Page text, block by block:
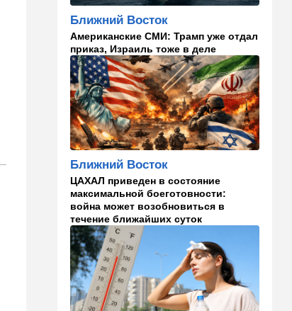
23:57 Мнения
Война на износ
23:12 Новости Украины
Квартиры, ремонт и
Mercedes: экс-посла
Украины в США
подозревают в незаконном
обогащении
22:29 Ближний Восток
МИД Ирана: По Ормузскому
проливу почти
договорились, но Израиль и
США могут сорвать
соглашение
21:39 Мнения
Марокканские военные
копируют опыт израильских
коллег
Ближний Восток
Американские СМИ: Трамп уже отдал
приказ, Израиль тоже в деле
Ближний Восток
ЦАХАЛ приведен в состояние
максимальной боеготовности:
война может возобновиться в
течение ближайших суток